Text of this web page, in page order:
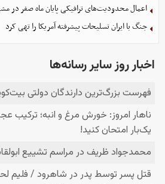
اعمال محدودیت‌های ترافیکی پایان ماه صفر در
جنگ با ایران تسلیحات پیشرفته آمریکا را تهی کرد